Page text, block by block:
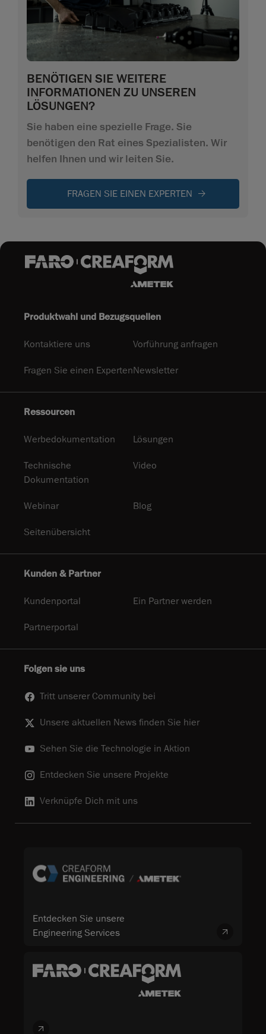
BENÖTIGEN SIE WEITERE
INFORMATIONEN ZU UNSEREN
LÖSUNGEN?
Sie haben eine spezielle Frage. Sie
benötigen den Rat eines Spezialisten. Wir
helfen Ihnen und wir leiten Sie.
FRAGEN SIE EINEN EXPERTEN
Produktwahl und Bezugsquellen
Kontaktiere uns Vorführung anfragen
Fragen Sie einen ExpertenNewsletter
Ressourcen
Werbedokumentation Lösungen
Technische
Dokumentation
Video
Webinar Blog
Seitenübersicht
Kunden & Partner
Kundenportal Ein Partner werden
Partnerportal
Folgen sie uns
Tritt unserer Community bei
Unsere aktuellen News finden Sie hier
Sehen Sie die Technologie in Aktion
Entdecken Sie unsere Projekte
Verknüpfe Dich mit uns
Entdecken Sie unsere
Engineering Services